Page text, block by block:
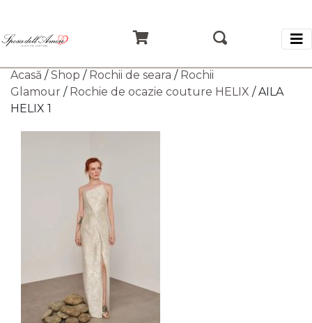
Acasă /Shop / Rochii de seara / Rochii
Glamour / Rochie de ocazie couture HELIX / AILA
HELIX 1